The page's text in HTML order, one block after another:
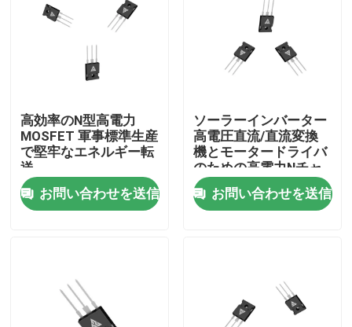
家へ
製品
工場 ツアー
高効率のN型高電力
MOSFET 軍事標準生産
で堅牢なエネルギー転
送
お問い合わせを送信
ソーラーインバーター
高電圧直流/直流変換
機とモータードライバ
のための高電力Nチャ
ネルMOSFET
お問い合わせを送信